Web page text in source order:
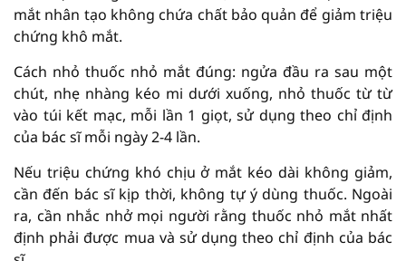
mắt nhân tạo không chứa chất bảo quản để giảm triệu
chứng khô mắt.
Cách nhỏ thuốc nhỏ mắt đúng: ngửa đầu ra sau một
chút, nhẹ nhàng kéo mi dưới xuống, nhỏ thuốc từ từ
vào túi kết mạc, mỗi lần 1 giọt, sử dụng theo chỉ định
của bác sĩ mỗi ngày 2-4 lần.
Nếu triệu chứng khó chịu ở mắt kéo dài không giảm,
cần đến bác sĩ kịp thời, không tự ý dùng thuốc. Ngoài
ra, cần nhắc nhở mọi người rằng thuốc nhỏ mắt nhất
định phải được mua và sử dụng theo chỉ định của bác